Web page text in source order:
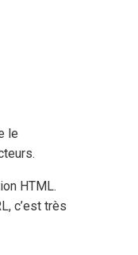
le
HTML.
c’est très